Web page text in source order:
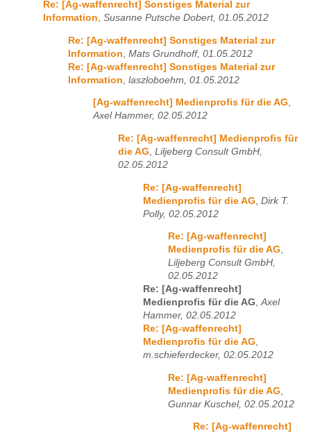
Re: [Ag-waffenrecht] Sonstiges Material zur
Information, Susanne Putsche Dobert, 01.05.2012
Re: [Ag-waffenrecht] Sonstiges Material zur
Information Mats Grundhoff, 01.05.2012
Re: [Ag-waffenrecht] Sonstiges Material zur
Information laszloboehm, 01.05.2012
[Ag-waffenrecht] Medienprofis für die AG,
Axel Hammer, 02.05.2012
Re: [Ag-waffenrecht] Medienprofis für
die AG Liljeberg Consult GmbH,
02.05.2012
Re: [Ag-waffenrecht]
Medienprofis für die AG Dirk T.
Polly, 02.05.2012
Re: [Ag-waffenrecht]
Medienprofis für die AG,
Liljeberg Consult GmbH,
02.05.2012
Re: [Ag-waffenrecht]
Medienprofis für die AG,Axel
Hammer, 02.05.2012
Re: [Ag-waffenrecht]
Medienprofis für die AG,
m.schieferdecker, 02.05.2012
Re: [Ag-waffenrecht]
Medienprofis für die AG
Gunnar Kuschel, 02.05.2012
Re: [Ag-waffenrecht]